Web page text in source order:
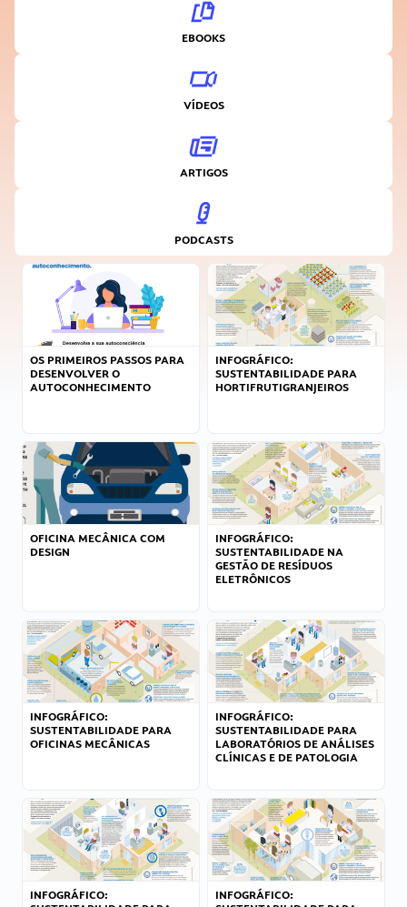
EBOOKS
VÍDEOS
ARTIGOS
PODCASTS
OS PRIMEIROS PASSOS PARA
DESENVOLVER O
AUTOCONHECIMENTO
INFOGRÁFICO:
SUSTENTABILIDADE PARA
HORTIFRUTIGRANJEIROS
OFICINA MECÂNICA COM
DESIGN
INFOGRÁFICO:
SUSTENTABILIDADE NA
GESTÃO DE RESÍDUOS
ELETRÔNICOS
INFOGRÁFICO:
SUSTENTABILIDADE PARA
OFICINAS MECÂNICAS
INFOGRÁFICO:
SUSTENTABILIDADE PARA
LABORATÓRIOS DE ANÁLISES
CLÍNICAS E DE PATOLOGIA
INFOGRÁFICO:
INFOGRÁFICO: